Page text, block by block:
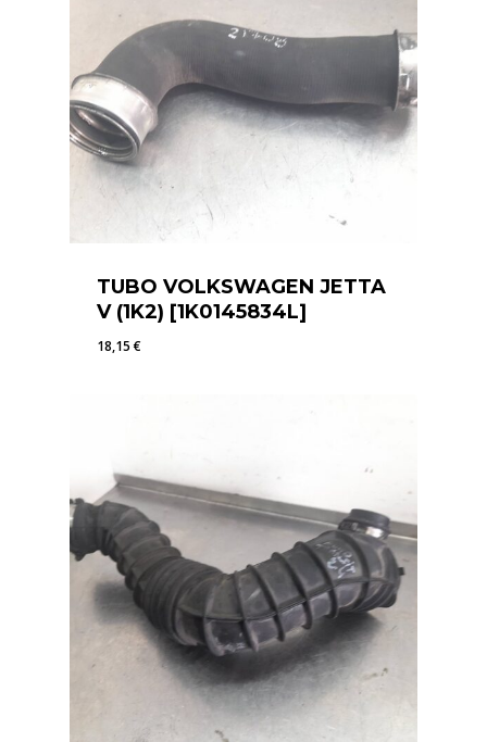
TUBO VOLKSWAGEN JETTA
V (1K2) [1K0145834L]
18,15€